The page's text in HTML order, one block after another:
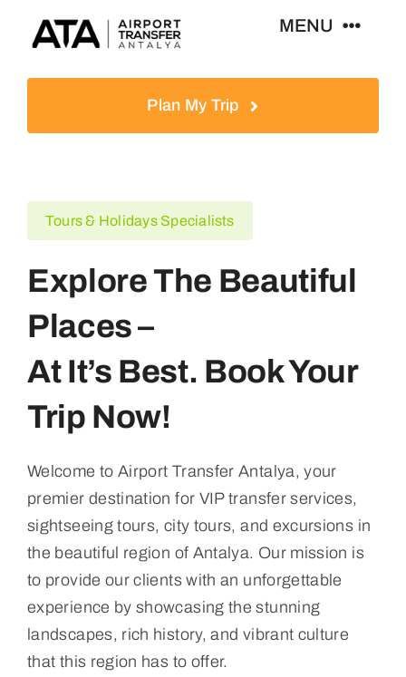
Inhalt
MENU
Reiseziele
Blog
Kontakt
Plan My Trip
Tours & Holidays Specialists
Explore The Beautiful
Places –
At It’s Best. Book Your
Trip Now!
Welcome to Airport Transfer Antalya, your
premier destination for VIP transfer services,
sightseeing tours, city tours, and excursions in
the beautiful region of Antalya. Our mission is
to provide our clients with an unforgettable
experience by showcasing the stunning
landscapes, rich history, and vibrant culture
that this region has to offer.